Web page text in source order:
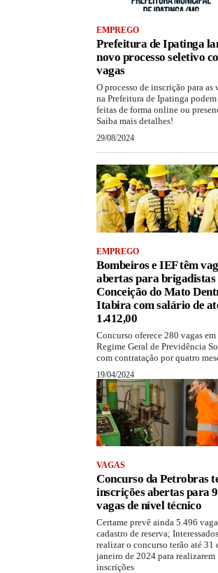
EMPREGO
Prefeitura de Ipatinga
novo processo seletivo
vagas
O processo de inscrição para as
na Prefeitura de Ipatinga podem
feitas de forma online ou
Saiba mais detalhes!
29/08/2024
EMPREGO
Bombeiros e IEF têm
abertas para brigadistas
Conceição do Mato
Itabira com salário de
1.412,00
Concurso oferece 280 vagas em
Regime Geral de Previdência
com contratação por quatro
19/04/2024
VAGAS
Concurso da Petrobras
inscrições abertas para
vagas de nível técnico
Certame prevê ainda 5.496
cadastro de reserva;
realizar o concurso terão até 31
janeiro de 2024 para realizarem
inscrições